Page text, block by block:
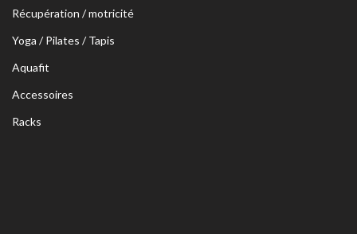
Récupération / motricité
Yoga / Pilates / Tapis
Aquafit
Accessoires
Racks